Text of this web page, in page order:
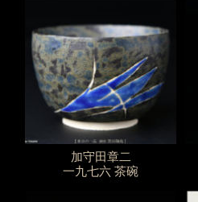
加守田章二
一九七六 茶碗